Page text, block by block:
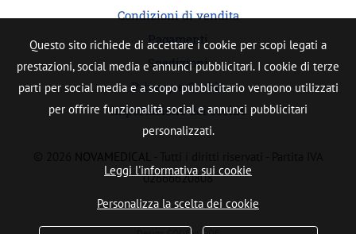
Questo sito richiede di accettare i cookie per scopi legati a
prestazioni, social media e annunci pubblicitari. I cookie di terze
parti per social media e a scopo pubblicitario vengono utilizzati
per offrire funzionalità social e annunci pubblicitari
personalizzati.
Leggi l'informativa sui cookie
Personalizza la scelta dei cookie
Condizioni di vendita
Pagamenti
Spedizioni
Privacy e Cookie
Impostazione dei cookie
NOVAMEDICAL- Tutti i diritti riservati - Partita IVA
02666620808